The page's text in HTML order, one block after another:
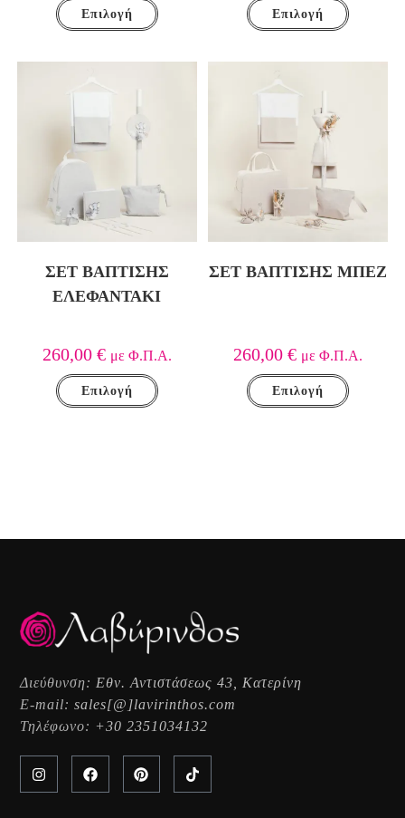
Επιλογή Επιλογή
ΣΕΤ ΒΑΠΤΙΣΗΣ
ΕΛΕΦΑΝΤΑΚΙ
260,00 € με Φ.Π.Α.
Επιλογή
ΣΕΤ ΒΑΠΤΙΣΗΣ ΜΠΕΖ
260,00€ με Φ.Π.Α.
Επιλογή
Διεύθυνση: Εθν. Αντιστάσεως 43, Κατερίνη
E-mail:sales[@]lavirinthos.com
Τηλέφωνο: +30 2351034132